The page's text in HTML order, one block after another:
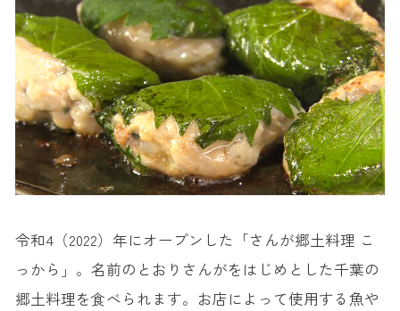
令和4（2022）年にオープンした「さんが郷土料理 こ
っから」。名前のとおりさんがをはじめとした千葉の
郷土料理を食べられます。お店によって使用する魚や